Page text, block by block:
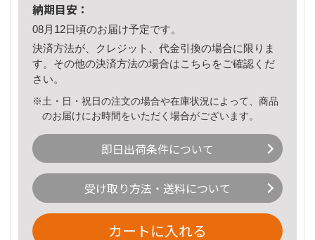
納期目安：
08月12日頃のお届け予定です。
決済方法が、クレジット、代金引換の場合に限りま
す。その他の決済方法の場合はこちら をご確認くだ
さい。
※土・日・祝日の注文の場合や在庫状況によって、商品
のお届けにお時間をいただく場合がございます。
即日出荷条件について
受け取り方法・送料について
カートに入れる